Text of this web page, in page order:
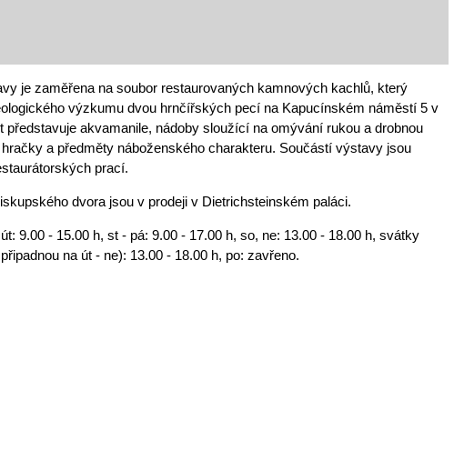
je zaměřena na soubor restaurovaných kamnových kachlů, který
výzkumu dvou hrnčířských pecí na Kapucínském náměstí 5 v
představuje akvamanile, nádoby sloužící na omývání rukou a drobnou
a předměty náboženského charakteru. Součástí výstavy jsou
prací.
dvora jsou v prodeji v Dietrichsteinském paláci.
9.00 - 15.00 h, st - pá: 9.00 - 17.00 h, so, ne: 13.00 - 18.00 h, svátky
na út - ne): 13.00 - 18.00 h, po: zavřeno.